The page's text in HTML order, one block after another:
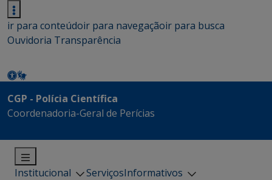
ir para conteúdoir para navegaçãoir para busca
Ouvidoria Transparência
CGP - Polícia Científica
Coordenadoria-Geral de Perícias
Institucional ServiçosInformativos